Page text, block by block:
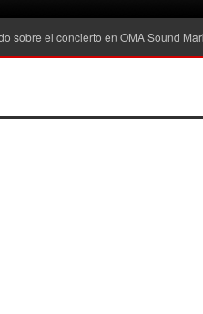
el concierto en OMA Sound Marbella